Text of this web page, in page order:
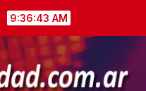
9:36:44 AM